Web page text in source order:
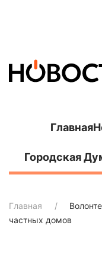
Главная
Городская
Главная
частных домов